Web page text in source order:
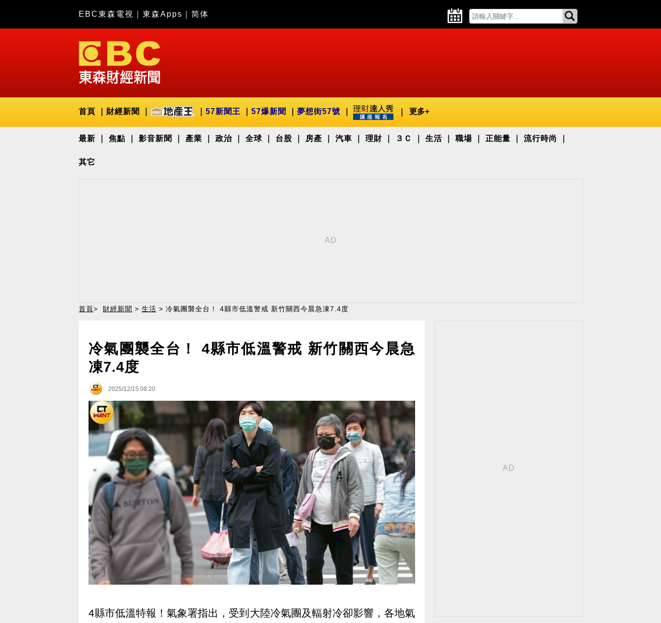
EBC東森電視 東森Apps 简体
首頁 財經新聞 57新聞王 57爆新聞 夢想街57號 更多+
最新 焦點 影音新聞 產業 政治 全球 台股 房產 汽車 理財 ３Ｃ 生活 職場 正能量 流行時尚
其它
首頁> 財經新聞 > 生活 > 冷氣團襲全台！ 4縣市低溫警戒 新竹關西今晨急凍7.4度
冷氣團襲全台！ 4縣市低溫警戒 新竹關西今晨急
凍7.4度
2025/12/15 08:20
4縣市低溫特報！氣象署指出，受到大陸冷氣團及輻射冷卻影響，各地氣